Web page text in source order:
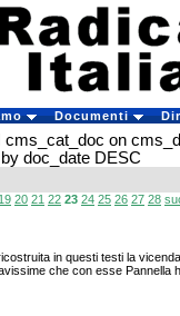
Documenti
on
doc_date DESC
19 20 21 22 23 24 25 26 27 28
in questi testi la
che con esse Pannella